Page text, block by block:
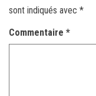
sont indiqués avec *
Commentaire *